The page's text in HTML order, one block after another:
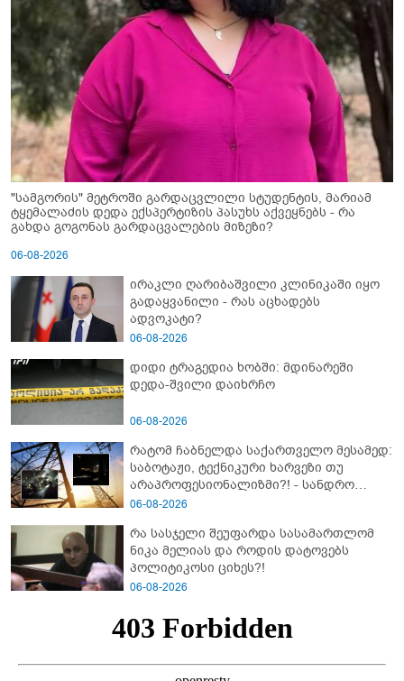
"სამგორის" მეტროში გარდაცვლილი სტუდენტის, მარიამ
ტყემალაძის დედა ექსპერტიზის პასუხს აქვეყნებს - რა
გახდა გოგონას გარდაცვალების მიზეზი?
06-08-2026
ირაკლი ღარიბაშვილი კლინიკაში იყო
გადაყვანილი - რას აცხადებს
ადვოკატი?
06-08-2026
დიდი ტრაგედია ხობში: მდინარეში
დედა-შვილი დაიხრჩო
06-08-2026
რატომ ჩაბნელდა საქართველო მესამედ:
საბოტაჟი, ტექნიკური ხარვეზი თუ
არაპროფესიონალიზმი?! - სანდრო
თვალჭრელიძის ანალიზი
06-08-2026
რა სასჯელი შეუფარდა სასამართლომ
ნიკა მელიას და როდის დატოვებს
პოლიტიკოსი ციხეს?!
06-08-2026